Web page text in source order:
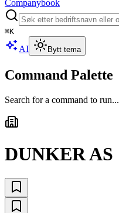
Companybook
⌘K
AI Bytt tema
Command Palette
Search for a command to run...
DUNKER AS